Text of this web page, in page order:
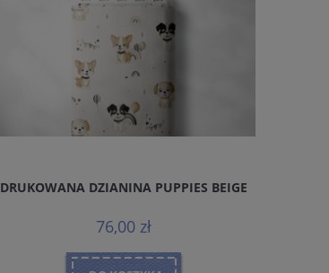
DRUKOWANA DZIANINA PUPPIES BEIGE
76,00 zł